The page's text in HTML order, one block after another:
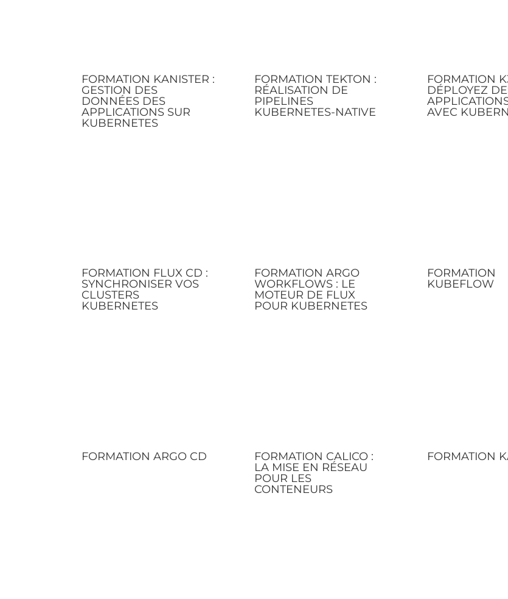
FORMATION KANISTER :
GESTION DES
DONNÉES DES
APPLICATIONS SUR
KUBERNETES
FORMATION TEKTON :
RÉALISATION DE
PIPELINES
KUBERNETES-NATIVE
FORMATION
DÉPLOYEZ
AVEC
FORMATION FLUX CD :
SYNCHRONISER VOS
CLUSTERS
KUBERNETES
FORMATION ARGO
WORKFLOWS : LE
MOTEUR DE FLUX
POUR KUBERNETES
FORMATION
KUBEFLOW
FORMATION ARGO CD
FORMATION CALICO :
LA MISE EN RÉSEAU
POUR LES
CONTENEURS
FORMATION